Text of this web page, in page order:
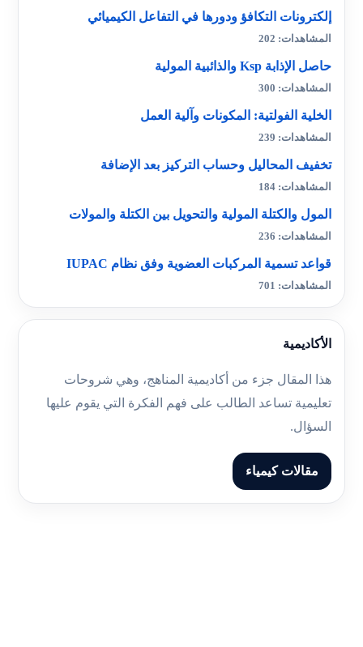
إلكترونات التكافؤ ودورها في التفاعل الكيميائي
المشاهدات: 202
حاصل الإذابة Ksp والذائبية المولية
المشاهدات: 300
الخلية الفولتية: المكونات وآلية العمل
المشاهدات: 239
تخفيف المحاليل وحساب التركيز بعد الإضافة
المشاهدات: 184
المول والكتلة المولية والتحويل بين الكتلة والمولات
المشاهدات: 236
قواعد تسمية المركبات العضوية وفق نظام IUPAC
المشاهدات: 701
الأكاديمية
هذا المقال جزء من أكاديمية المناهج، وهي شروحات
تعليمية تساعد الطالب على فهم الفكرة التي يقوم عليها
السؤال.
مقالات كيمياء